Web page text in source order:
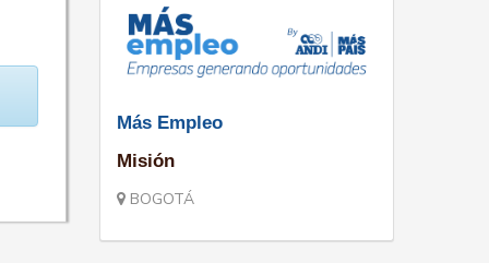
Más Empleo
Misión
BOGOTÁ